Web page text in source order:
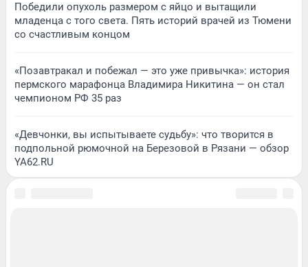
Победили опухоль размером с яйцо и вытащили
младенца с того света. Пять историй врачей из Тюмени
со счастливым концом
«Позавтракал и побежал — это уже привычка»: история
пермского марафонца Владимира Никитина — он стал
чемпионом РФ 35 раз
«Девчонки, вы испытываете судьбу»: что творится в
подпольной рюмочной на Березовой в Рязани — обзор
YA62.RU